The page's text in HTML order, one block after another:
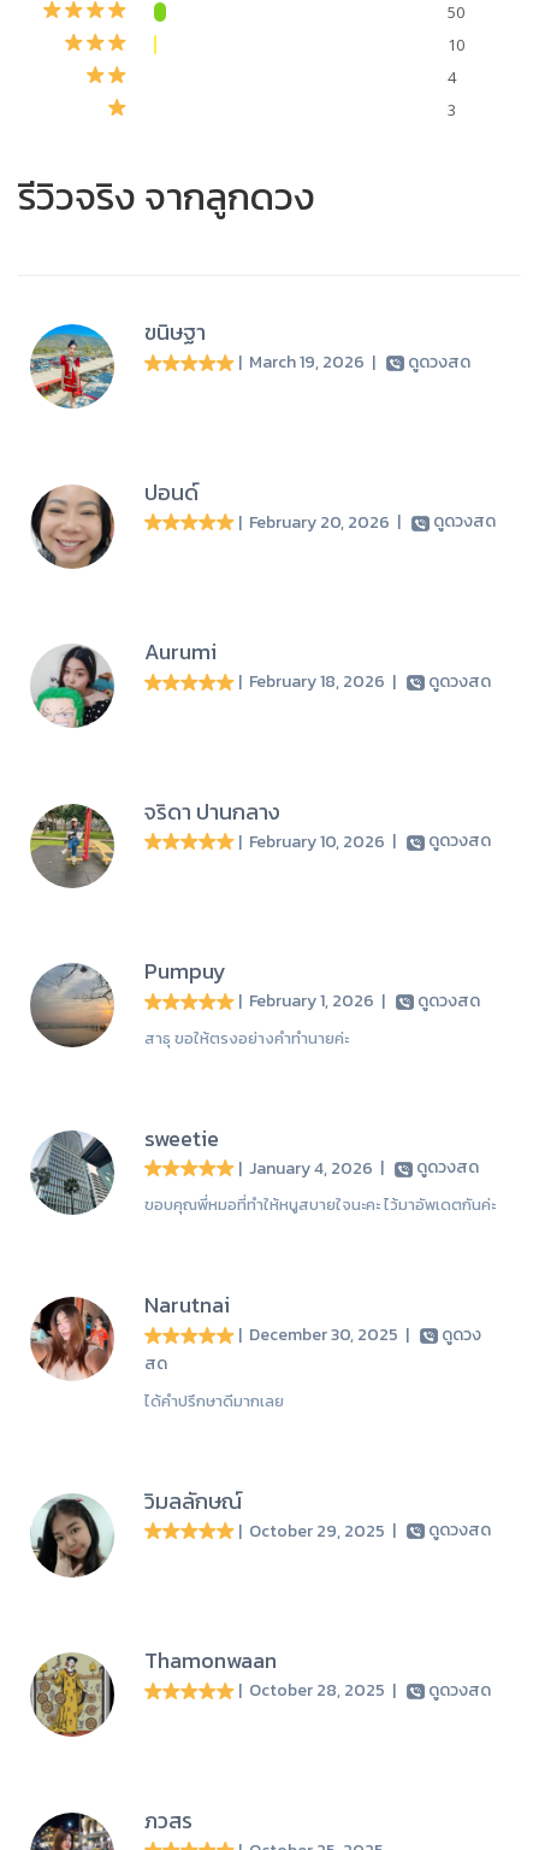
50
10
4
3
รีวิวจริง จากลูกดวง
ขนิษฐา
| March 19, 2026 | ดูดวงสด
ปอนด์
| February 20, 2026 | ดูดวงสด
Aurumi
| February 18, 2026 | ดูดวงสด
จริดา ปานกลาง
| February 10, 2026 | ดูดวงสด
Pumpuy
| February 1, 2026 | ดูดวงสด
สาธุ ขอให้ตรงอย่างคำทำนายค่ะ
sweetie
| January 4, 2026 | ดูดวงสด
ขอบคุณพี่หมอที่ทำให้หนูสบายใจนะคะ ไว้มาอัพเดตกันค่ะ
Narutnai
| December 30, 2025 |
ดูดวง
สด
ได้คำปรึกษาดีมากเลย
วิมลลักษณ์
| October 29, 2025 | ดูดวงสด
Thamonwaan
| October 28, 2025 | ดูดวงสด
ภวสร